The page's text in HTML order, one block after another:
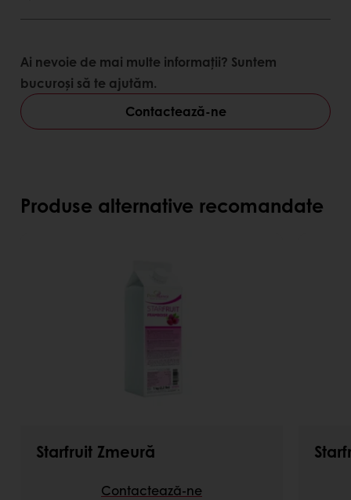
zahăr
Ai nevoie de mai multe informații? Suntem
bucuroși să te ajutăm.
Contactează-ne
Produse alternative recomandate
Starfruit Zmeură
Contactează-ne